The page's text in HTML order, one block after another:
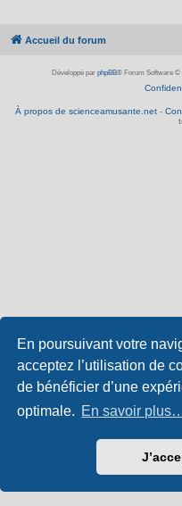
En poursuivant votre
acceptez l’utilisation de
de bénéficier d’une
optimale. En savoir
Accueil du forum
Développé par phpBB® Forum Software ©
À propos de scienceamusante.net -